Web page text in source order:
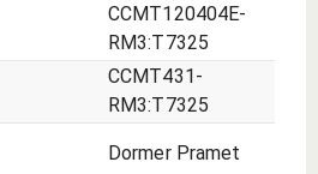
CCMT120404E-
RM3:T7325
CCMT431-
RM3:T7325
Dormer Pramet